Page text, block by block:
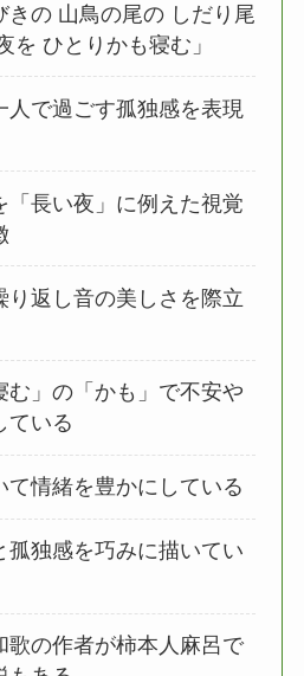
きの 山鳥の尾の しだり尾
を ひとりかも寝む」
人で過ごす孤独感を表現
「長い夜」に例えた視覚
り返し音の美しさを際立
む」の「かも」で不安や
ている
て情緒を豊かにしている
孤独感を巧みに描いてい
歌の作者が柿本人麻呂で